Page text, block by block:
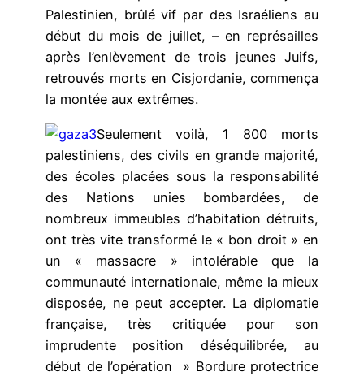
Palestinien, brûlé vif par des Israéliens au
début du mois de juillet, – en représailles
après l’enlèvement de trois jeunes Juifs,
retrouvés morts en Cisjordanie, commença
la montée aux extrêmes.
Seulement voilà, 1 800 morts
palestiniens, des civils en grande majorité,
des écoles placées sous la responsabilité
des Nations unies bombardées, de
nombreux immeubles d’habitation détruits,
ont très vite transformé le « bon droit » en
un « massacre » intolérable que la
communauté internationale, même la mieux
disposée, ne peut accepter. La diplomatie
française, très critiquée pour son
imprudente position déséquilibrée, au
début de l’opération » Bordure protectrice